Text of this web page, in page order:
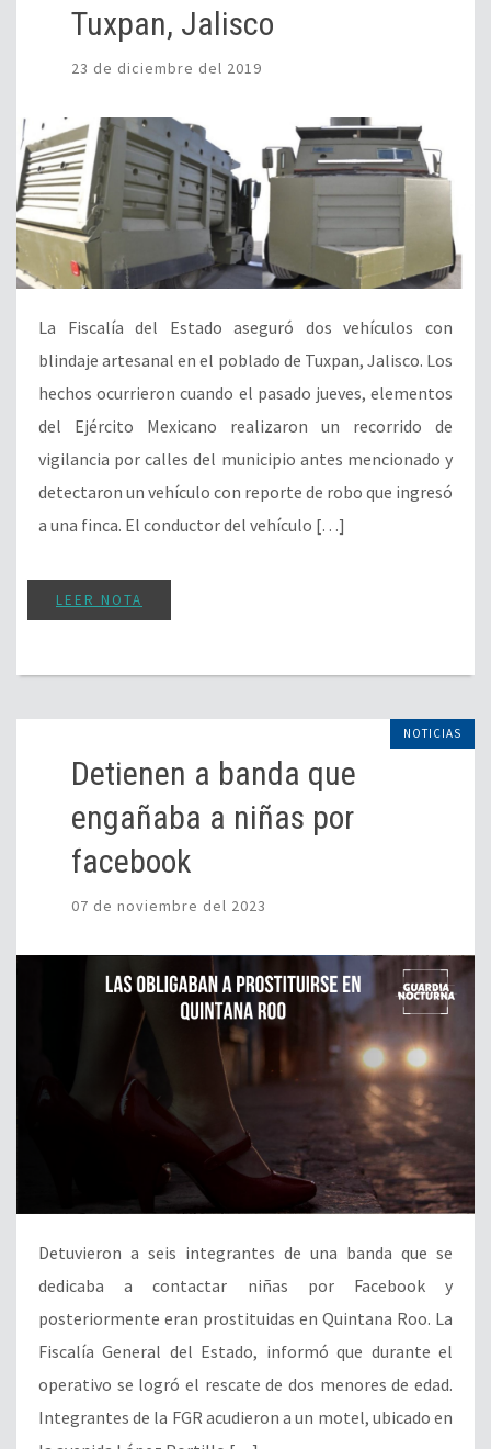
Tuxpan, Jalisco
23 de diciembre del 2019
La Fiscalía del Estado aseguró dos vehículos con
blindaje artesanal en el poblado de Tuxpan, Jalisco. Los
hechos ocurrieron cuando el pasado jueves, elementos
del Ejército Mexicano realizaron un recorrido de
vigilancia por calles del municipio antes mencionado y
detectaron un vehículo con reporte de robo que ingresó
a una finca. El conductor del vehículo […]
LEER NOTA
NOTICIAS
Detienen a banda que
engañaba a niñas por
facebook
07 de noviembre del 2023
Detuvieron a seis integrantes de una banda que se
dedicaba a contactar niñas por Facebook y
posteriormente eran prostituidas en Quintana Roo. La
Fiscalía General del Estado, informó que durante el
operativo se logró el rescate de dos menores de edad.
Integrantes de la FGR acudieron a un motel, ubicado en